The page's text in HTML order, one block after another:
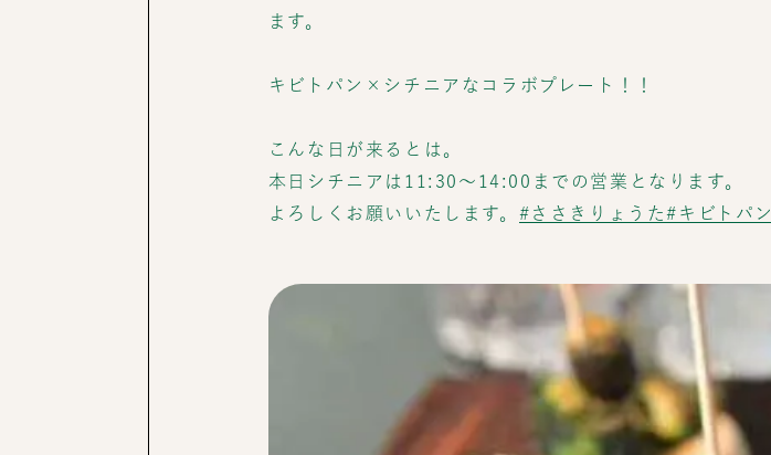
ます。
キビトパン×シチニアなコラボプレート！！
こんな日が来るとは。
本日シチニアは11:30〜14:00までの営業となります。
よろしくお願いいたします。 #ささきりょうた#キビトパン